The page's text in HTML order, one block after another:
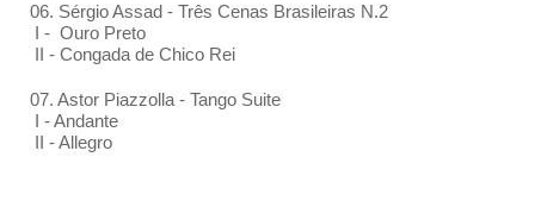
06. Sérgio Assad - Três Cenas Brasileiras N.2
I - Ouro Preto
II - Congada de Chico Rei
07. Astor Piazzolla - Tango Suite
I - Andante
II - Allegro